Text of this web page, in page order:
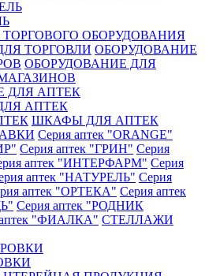
ОБОРУДОВАНИЯ
ТОРГОВЛИ ОБОРУДОВАНИЕ
ОБОРУДОВАНИЕ ДЛЯ
АПТЕК
ШКАФЫ ДЛЯ АПТЕК
Серия аптек "ORANGE"
Серия аптек "ГРИН" Серия
аптек "ИНТЕРФАРМ" Серия
аптек "НАТУРЕЛЬ" Серия
аптек "ОРТЕКА" Серия аптек
Серия аптек "РОДНИК
аптек "ФИАЛКА" СТЕЛЛАЖИ